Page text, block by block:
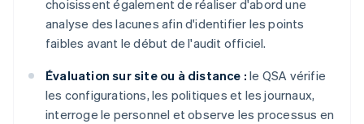
choisissent également de réaliser d'abord une
analyse des lacunes afin d'identifier les points
faibles avant le début de l'audit officiel.
Évaluation sur site ou à distance : le QSA vérifie
les configurations, les politiques et les journaux,
interroge le personnel et observe les processus en